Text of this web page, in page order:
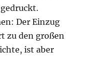
Der Einzug
zu den großen
ist aber